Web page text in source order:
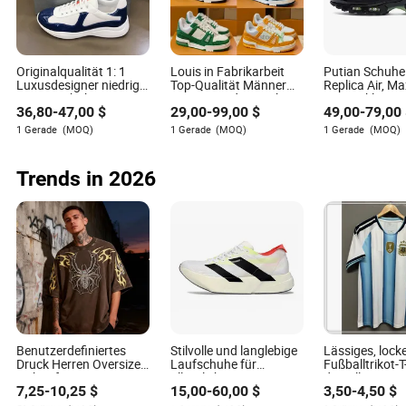
A: Leder und Canvas sind aufgrund ihrer Flexibilität,
Haltbarkeit und Atmungsaktivität beliebt, wobei die Wahl
vom Tanzstil abhängt.
F: Können Tanzschuhe im Freien getragen werden?
A: Es ist am besten, Tanzschuhe drinnen zu halten, um
vorzeitigen Verschleiß zu vermeiden. Die Nutzung im
Schuhe beeinträchtigen.
David Baker
David Baker ist ein erfahrener Autor in der
Bekleidungszubehörbranche. Er ist auf die
Vorschriften und Zertifizierungsanforderungen
Originalqualität 1: 1
Luxusdesigner niedrige
Freizeitschuhe
markierte Sneaker
Herren Freizeitschuhe
Damen Sneakers
36,80-47,00 $
1 Gerade (MOQ)
Louis in Fabrikarbeit
Top-Qualität Männer
Frauen Mode Sneakers
1: 1 Replica Online-
Shop Putian Marken
Großhandel Tn Original
29,00-99,00$
1 Gerade (MOQ)
Putian
Replica Air,
Sportschuhe,
Original-
49,00-79,00
1 Gerade (MOQ)
Trends in 2026
Benutzerdefiniertes
Druck Herren Oversized
T-Shirt für
minimalistisches
7,25-10,25 $
Stilvolle und langlebige
Laufschuhe für
alltägliche
Fitnessbegeisterte OEM
15,00-60,00$
Lässiges,
Fußballtrikot-
den Alltag mit
verwittertem
3,50-4,50 $